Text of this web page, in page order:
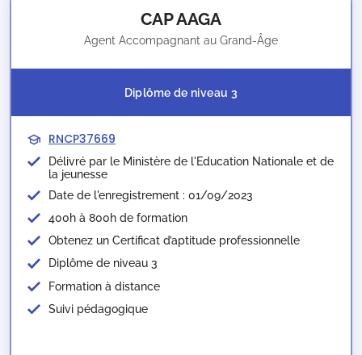
CAP AAGA
Agent Accompagnant au Grand-Âge
Diplôme de niveau 3
RNCP37669
Délivré par le Ministère de l'Education Nationale et de
la jeunesse​
Date de l'enregistrement : 01/09/2023
400h à 800h de formation
Obtenez un Certificat d’aptitude professionnelle
Diplôme de niveau 3
Formation à distance
Suivi pédagogique